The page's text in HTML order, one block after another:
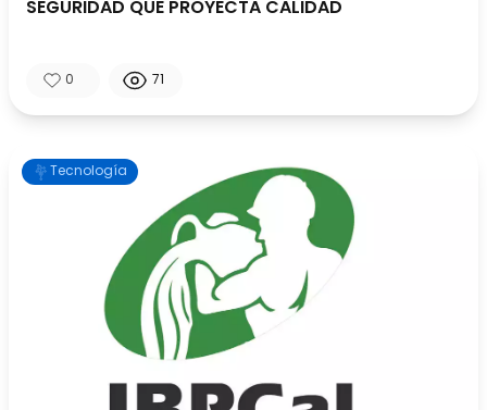
SEGURIDAD QUE PROYECTA CALIDAD
0 71
Tecnología